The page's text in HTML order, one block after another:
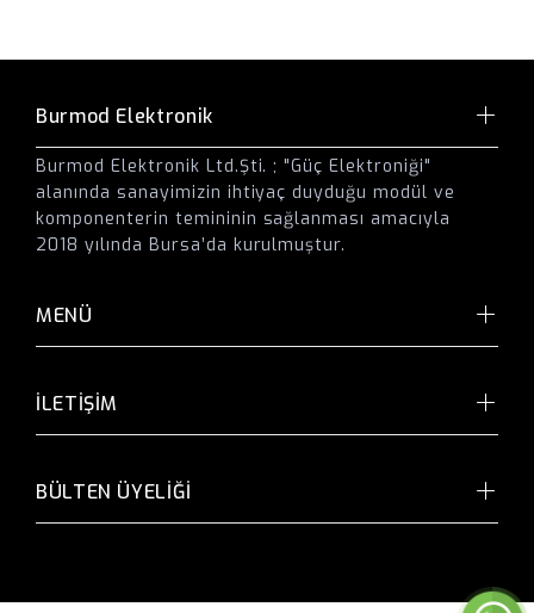
Burmod Elektronik
Burmod Elektronik Ltd.Şti. ; "Güç Elektroniği"
alanında sanayimizin ihtiyaç duyduğu modül ve
komponenterin temininin sağlanması amacıyla
2018 yılında Bursa’da kurulmuştur.
MENÜ
İLETİŞİM
BÜLTEN ÜYELİĞİ